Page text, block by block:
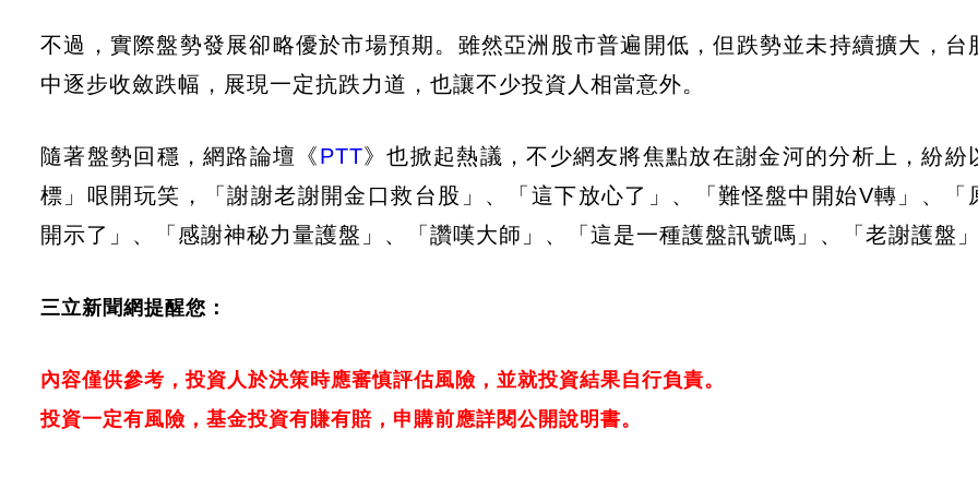
不過，實際盤勢發展卻略優於市場預期。雖然亞洲股市普遍開低，但跌勢並未持續擴大，台
中逐步收斂跌幅，展現一定抗跌力道，也讓不少投資人相當意外。
隨著盤勢回穩，網路論壇《PTT》也掀起熱議，不少網友將焦點放在謝金河的分析上，紛紛
標」哏開玩笑，「謝謝老謝開金口救台股」、「這下放心了」、「難怪盤中開始V轉」、「
開示了」、「感謝神秘力量護盤」、「讚嘆大師」、「這是一種護盤訊號嗎」、「老謝護盤
三立新聞網提醒您：
內容僅供參考，投資人於決策時應審慎評估風險，並就投資結果自行負責。
投資一定有風險，基金投資有賺有賠，申購前應詳閱公開說明書。